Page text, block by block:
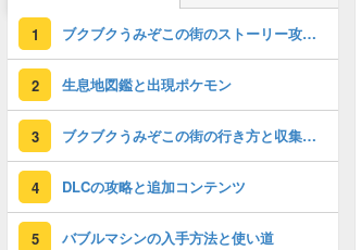
1 ブクブクうみぞこの街のストーリー攻略・DLC第1弾
2 生息地図鑑と出現ポケモン
3 ブクブクうみぞこの街の行き方と収集要素
4 DLCの攻略と追加コンテンツ
5 バブルマシンの入手方法と使い道